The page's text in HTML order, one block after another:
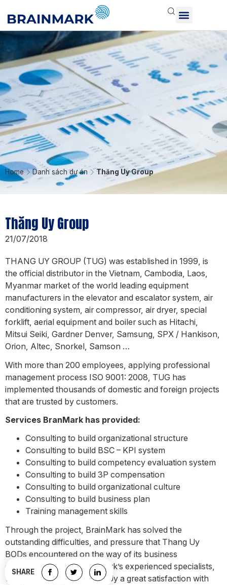
Home Danh sách dự án Thăng Uy Group
Thăng Uy Group
21/07/2018
THANG UY GROUP (TUG) was established in 1999, is
the official distributor in the Vietnam, Cambodia, Laos,
Myanmar market of the world leading equipment
manufacturers in the elevator and escalator system, air
conditioning system, air compressor, air dryer, special
forklift, aerial equipment and boiler such as Hitachi,
Mitsui Seiki, Gardner Denver, Samsung, SPX / Hankison,
Orion, Altec, Snorkel, Samson …
With more than 200 employees, applying professional
management process ISO 9001: 2008, TUG has
implemented thousands of domestic and foreign projects
that are trusted by customers.
Services BranMark has provided:
Consulting to build organizational structure
Consulting to build BSC – KPI system
Consulting to build competency evaluation system
Consulting to build 3P compensation
Consulting to build organizational culture
Consulting to build business plan
Training management skills
Through the project, BrainMark has solved the
outstanding difficulties, and pressure that Thang Uy
BODs encountered on the way of its business
development. With BrainMark’s experienced specialists,
we already brought Thang Uy a great satisfaction with
SHARE